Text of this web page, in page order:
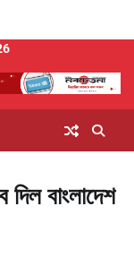
বাংলাদেশ